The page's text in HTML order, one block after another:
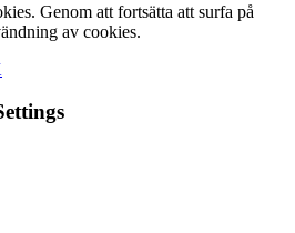
Genom att fortsätta att surfa på
av cookies.